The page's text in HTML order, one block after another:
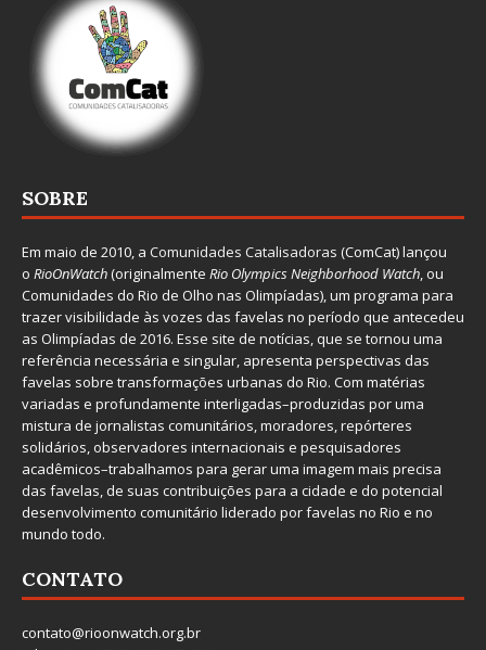
SOBRE
Em maio de 2010, a Comunidades Catalisadoras (ComCat) lançou
o RioOnWatch(originalmente Rio Olympics Neighborhood Watch, ou
Comunidades do Rio de Olho nas Olimpíadas), um programa para
trazer visibilidade às vozes das favelas no período que antecedeu
as Olimpíadas de 2016. Esse site de notícias, que se tornou uma
referência necessária e singular, apresenta perspectivas das
favelas sobre transformações urbanas do Rio. Com matérias
variadas e profundamente interligadas–produzidas por uma
mistura de jornalistas comunitários, moradores, repórteres
solidários, observadores internacionais e pesquisadores
acadêmicos–trabalhamos para gerar uma imagem mais precisa
das favelas, de suas contribuições para a cidade e do potencial
desenvolvimento comunitário liderado por favelas no Rio e no
mundo todo.
CONTATO
contato@rioonwatch.org.br